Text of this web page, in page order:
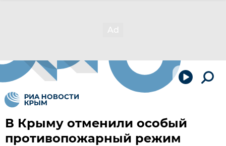
В Крыму отменили особый
противопожарный режим